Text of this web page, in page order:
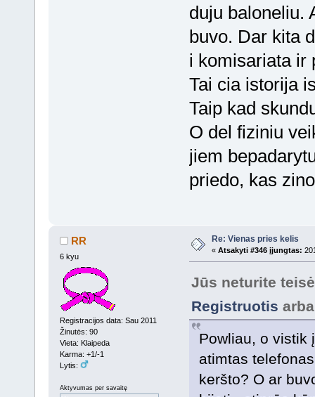
duju baloneliu.
buvo. Dar kita
i komisariata ir
Tai cia istorija
Taip kad
O del fiziniu
jiem
priedo, kas
RR
6 kyu
Registracijos data: Sau 2011
Žinutės: 90
Vieta: Klaipeda
Karma: +1/-1
Lytis:
Aktyvumas per savaitę
Re: Vienas pries kelis
« Atsakyti #346 įjungtas:
Jūs neturite
Registruotis
Powliau, o vistik
atimtas
keršto? O ar